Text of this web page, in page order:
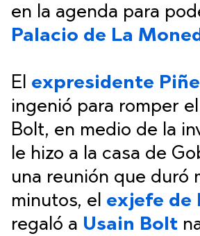
en la agenda para
Palacio de La
El expresidente
ingenió para romper
Bolt, en medio de la
le hizo a la casa de
una reunión que duró
minutos, el exjefe de
regaló a Usain Bolt